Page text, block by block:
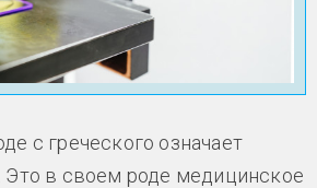
с греческого означает
Это в своем роде медицинское